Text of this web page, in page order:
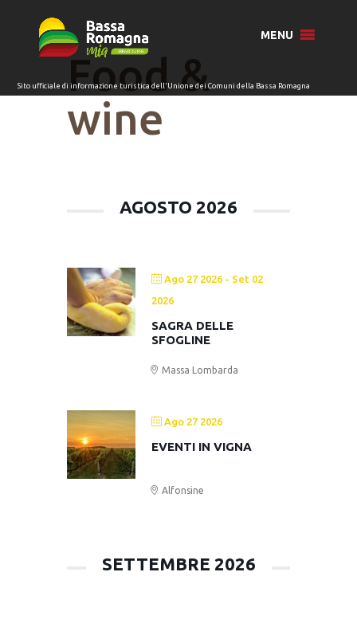
MENU
Food &
wine
AGOSTO 2026
Ago 27 2026 - Set 02
2026
SAGRA DELLE
SFOGLINE
Massa Lombarda
Ago 27 2026
EVENTI IN VIGNA
Alfonsine
SETTEMBRE 2026